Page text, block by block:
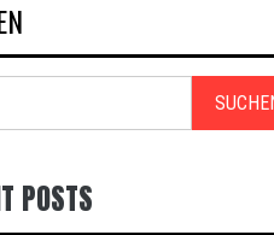
POSTS